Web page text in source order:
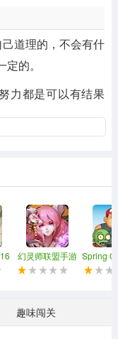
道理的，不会有什
的。
力都是可以有结果
。
最后输了的话，不仅
笑话。
反正我是不能够接
有人的尊重才行，
幻灵师联盟手游 Spring
游
趣味闯关